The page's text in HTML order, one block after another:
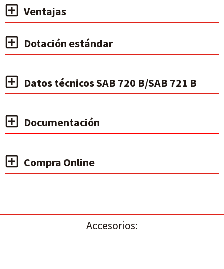
Ventajas
Dotación estándar
Datos técnicos SAB 720 B/SAB 721 B
Documentación
Compra Online
Accesorios: